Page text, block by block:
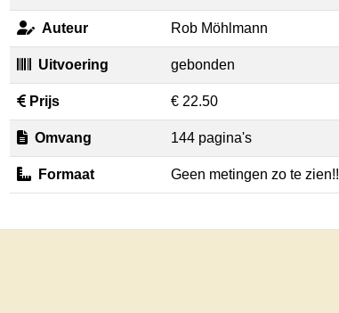
Auteur Rob Möhlmann
Uitvoering gebonden
Prijs € 22.50
Omvang 144 pagina's
Formaat Geen metingen zo te zien!!